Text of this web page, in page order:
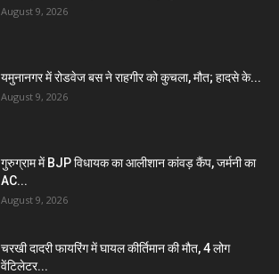
August 9, 2026
यमुनानगर में रोडवेज बस ने राहगीर को कुचला, मौत; हादसे के...
August 9, 2026
गुरुग्राम में BJP विधायक का आलीशान कांवड़ कैंप, जर्मनी का
AC...
August 9, 2026
चरखी दादरी फायरिंग में घायल कीर्तिमान की मौत, 4 लोग
वेंटिलेटर...